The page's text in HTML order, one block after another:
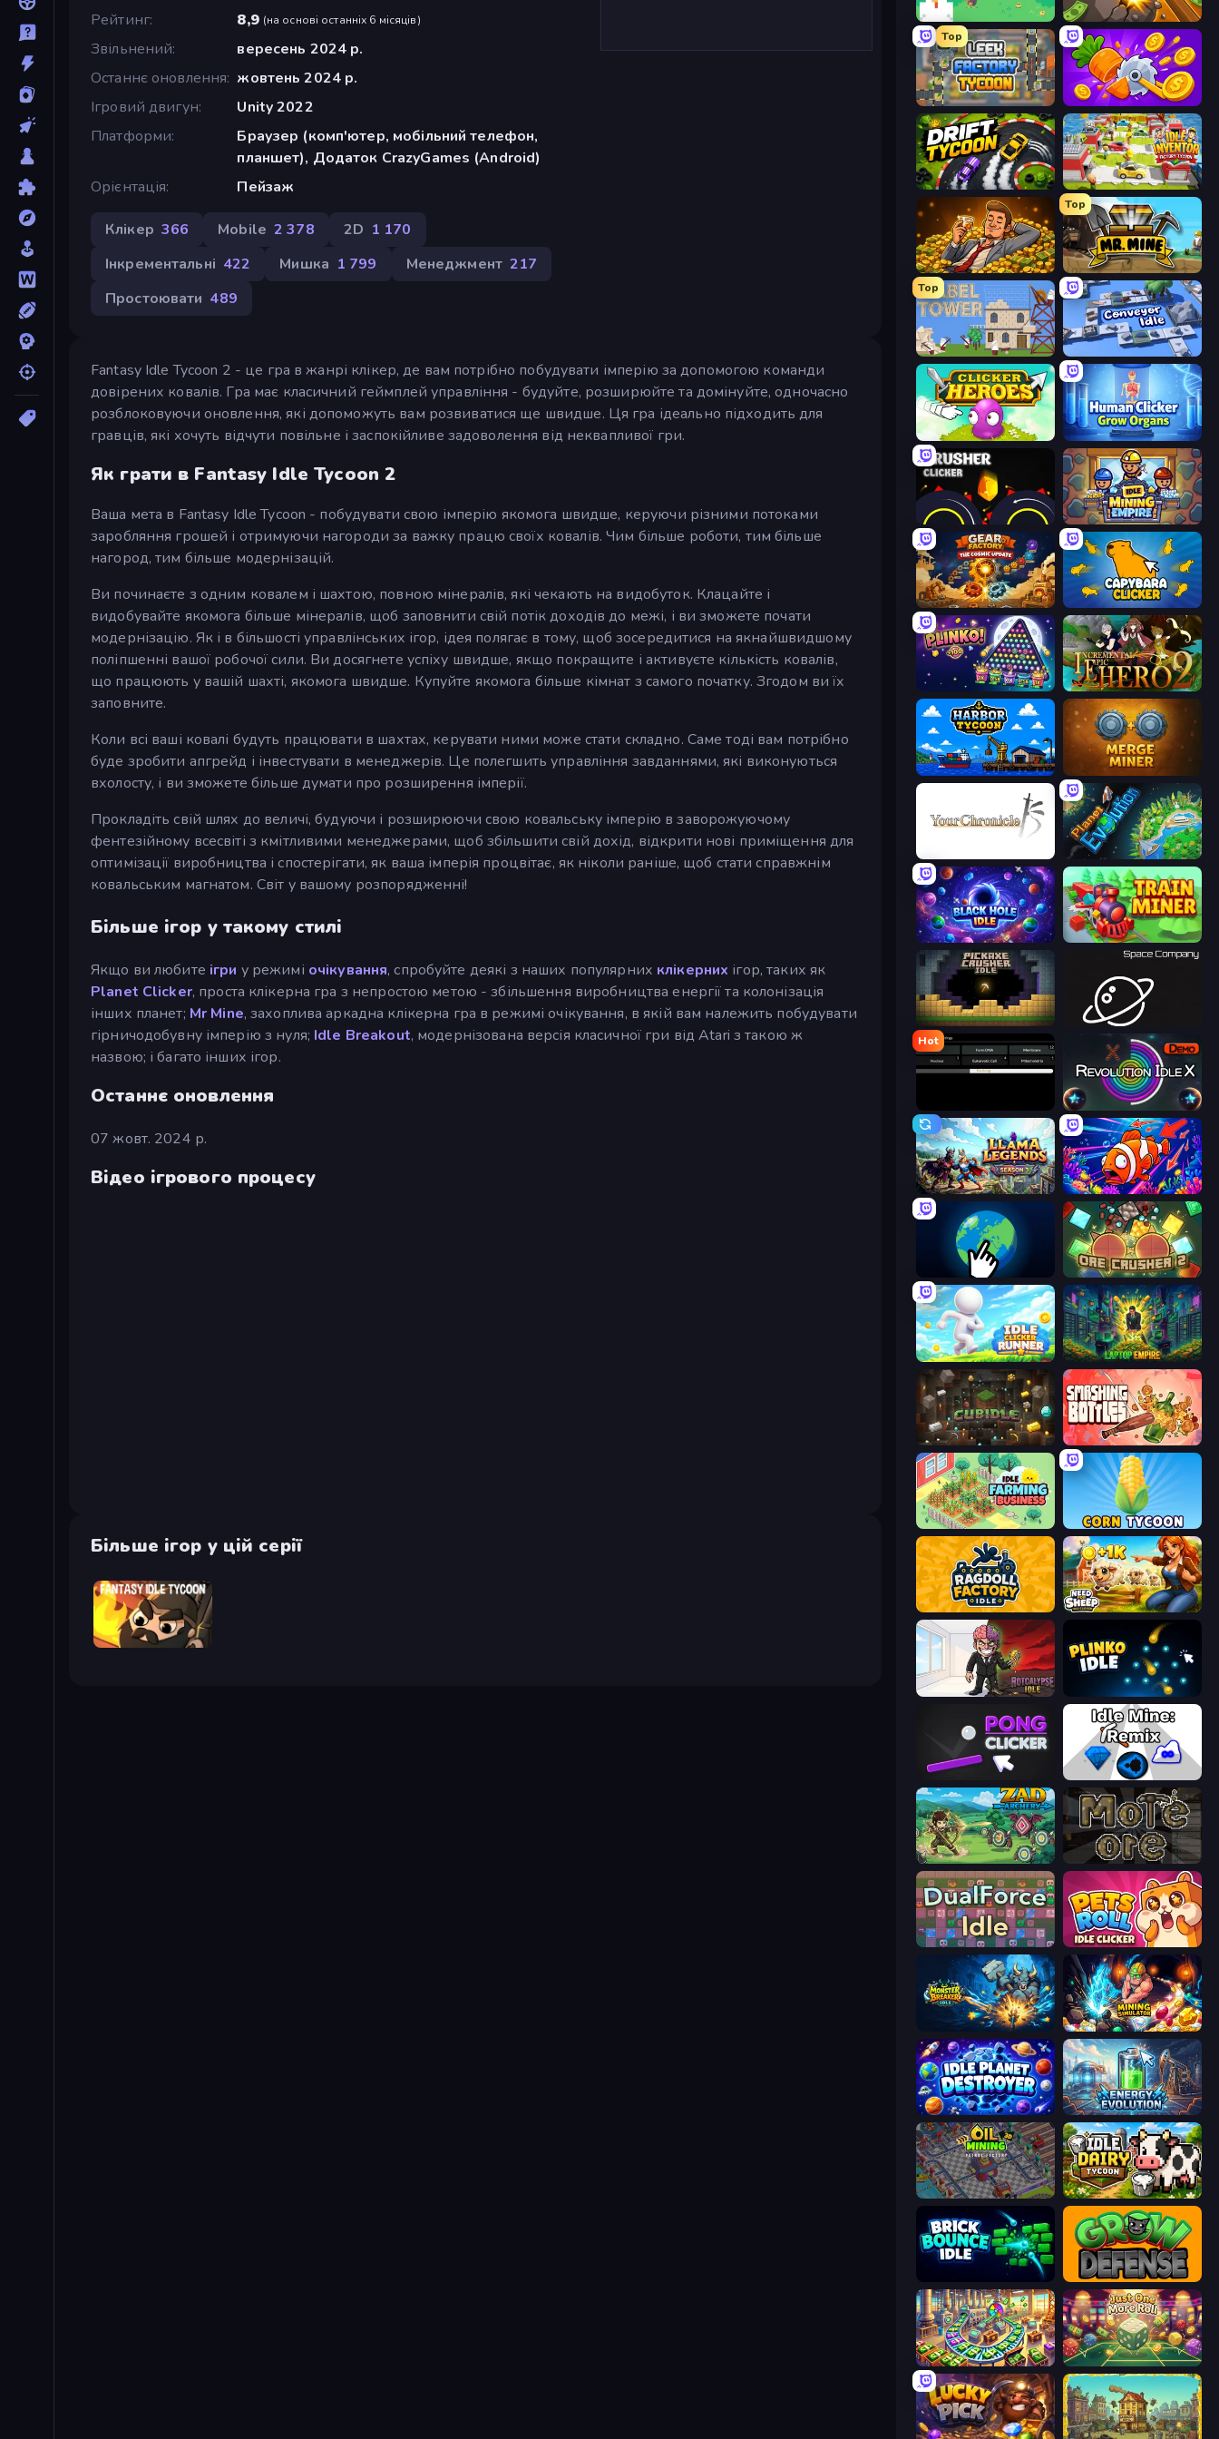
Рейтинг
8,9 (на основі останніх 6 місяців)
Звільнений
вересень 2024 р.
Останнє оновлення жовтень 2024 р.
Ігровий двигун
Unity 2022
Платформи
Браузер (комп'ютер, мобільний телефон,
планшет), Додаток CrazyGames (Android)
Орієнтація
Пейзаж
Клікер 366 Mobile 2 378 2D 1 170
Інкрементальні 422 Мишка 1 799 Менеджмент 217
Простоювати 489
Fantasy Idle Tycoon 2 - це гра в жанрі клікер, де вам потрібно побудувати імперію за допомогою команди
довірених ковалів. Гра має класичний геймплей управління - будуйте, розширюйте та домінуйте, одночасно
розблоковуючи оновлення, які допоможуть вам розвиватися ще швидше. Ця гра ідеально підходить для
гравців, які хочуть відчути повільне і заспокійливе задоволення від неквапливої гри.
Як грати в Fantasy Idle Tycoon 2
Ваша мета в Fantasy Idle Tycoon - побудувати свою імперію якомога швидше, керуючи різними потоками
заробляння грошей і отримуючи нагороди за важку працю своїх ковалів. Чим більше роботи, тим більше
нагород, тим більше модернізацій.
Ви починаєте з одним ковалем і шахтою, повною мінералів, які чекають на видобуток. Клацайте і
видобувайте якомога більше мінералів, щоб заповнити свій потік доходів до межі, і ви зможете почати
модернізацію. Як і в більшості управлінських ігор, ідея полягає в тому, щоб зосередитися на якнайшвидшому
поліпшенні вашої робочої сили. Ви досягнете успіху швидше, якщо покращите і активуєте кількість ковалів,
що працюють у вашій шахті, якомога швидше. Купуйте якомога більше кімнат з самого початку. Згодом ви їх
заповните.
Коли всі ваші ковалі будуть працювати в шахтах, керувати ними може стати складно. Саме тоді вам потрібно
буде зробити апгрейд і інвестувати в менеджерів. Це полегшить управління завданнями, які виконуються
вхолосту, і ви зможете більше думати про розширення імперії.
Прокладіть свій шлях до величі, будуючи і розширюючи свою ковальську імперію в заворожуючому
фентезійному всесвіті з кмітливими менеджерами, щоб збільшити свій дохід, відкрити нові приміщення для
оптимізації виробництва і спостерігати, як ваша імперія процвітає, як ніколи раніше, щоб стати справжнім
ковальським магнатом. Світ у вашому розпорядженні!
Більше ігор у такому стилі
Якщо ви любите ігри у режимі очікування, спробуйте деякі з наших популярних клікерних ігор, таких як
Planet Clicker, проста клікерна гра з непростою метою - збільшення виробництва енергії та колонізація
інших планет; Mr Mine, захоплива аркадна клікерна гра в режимі очікування, в якій вам належить побудувати
гірничодобувну імперію з нуля; Idle Breakout, модернізована версія класичної гри від Atari з такою ж
назвою; і багато інших ігор.
Останнє оновлення
07 жовт. 2024 р.
Відео ігрового процесу
Більше ігор у цій серії
Fantasy Idle Tycoon
The MachinEGG Mine Clicker
Top
Leek Factory Tycoon Farm Ring Idle
Drift Tycoon Idle Inventor
Idle Billionaire Tycoon
Top
Mr. Mine
Top
Babel Tower Conveyor Idle
Clicker Heroes Human Clicker: Grow Organs
Crusher Clicker Idle Mining Empire
Gear Factory Capybara Clicker
PLINKO! Incremental Epic Hero 2
Harbor Tycoon Merge Miner
Planet Evolution: Idle Clicker
Black Hole Idle Train Miner
Pickaxe Crusher Idle Space Company
Hot
Revolution Idle X
Llama Legends Fish Catch Idle
Planet Clicker 2 OreCrusher 2
Idle Clicker Runner Laptop Empire
Cubidle Smashing Bottles
Idle Farming Business Corn Tycoon
Ragdoll Factory Idle Need for Sheep: Idle Clicker
Rotcalypse: Idle Incremental Plinko Idle
Pong Clicker Idle Mine: Remix
Zad Archery - Demo More Ore
DualForce Idle Pets Roll: Idle Clicker
Monster Breaker Idle Mining Simulator
Idle Planet Destroyer Energy Evolution
Oil Mining 3D: Petrol Factory Idle Dairy Tycoon
Brick Bounce Idle Grow Defense
Money Factory: Tycoon Idle Game Just One More Roll